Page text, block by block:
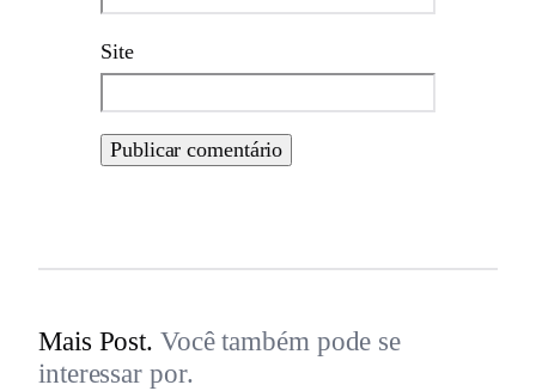
Site
Mais Post. Você também pode se
interessar por.